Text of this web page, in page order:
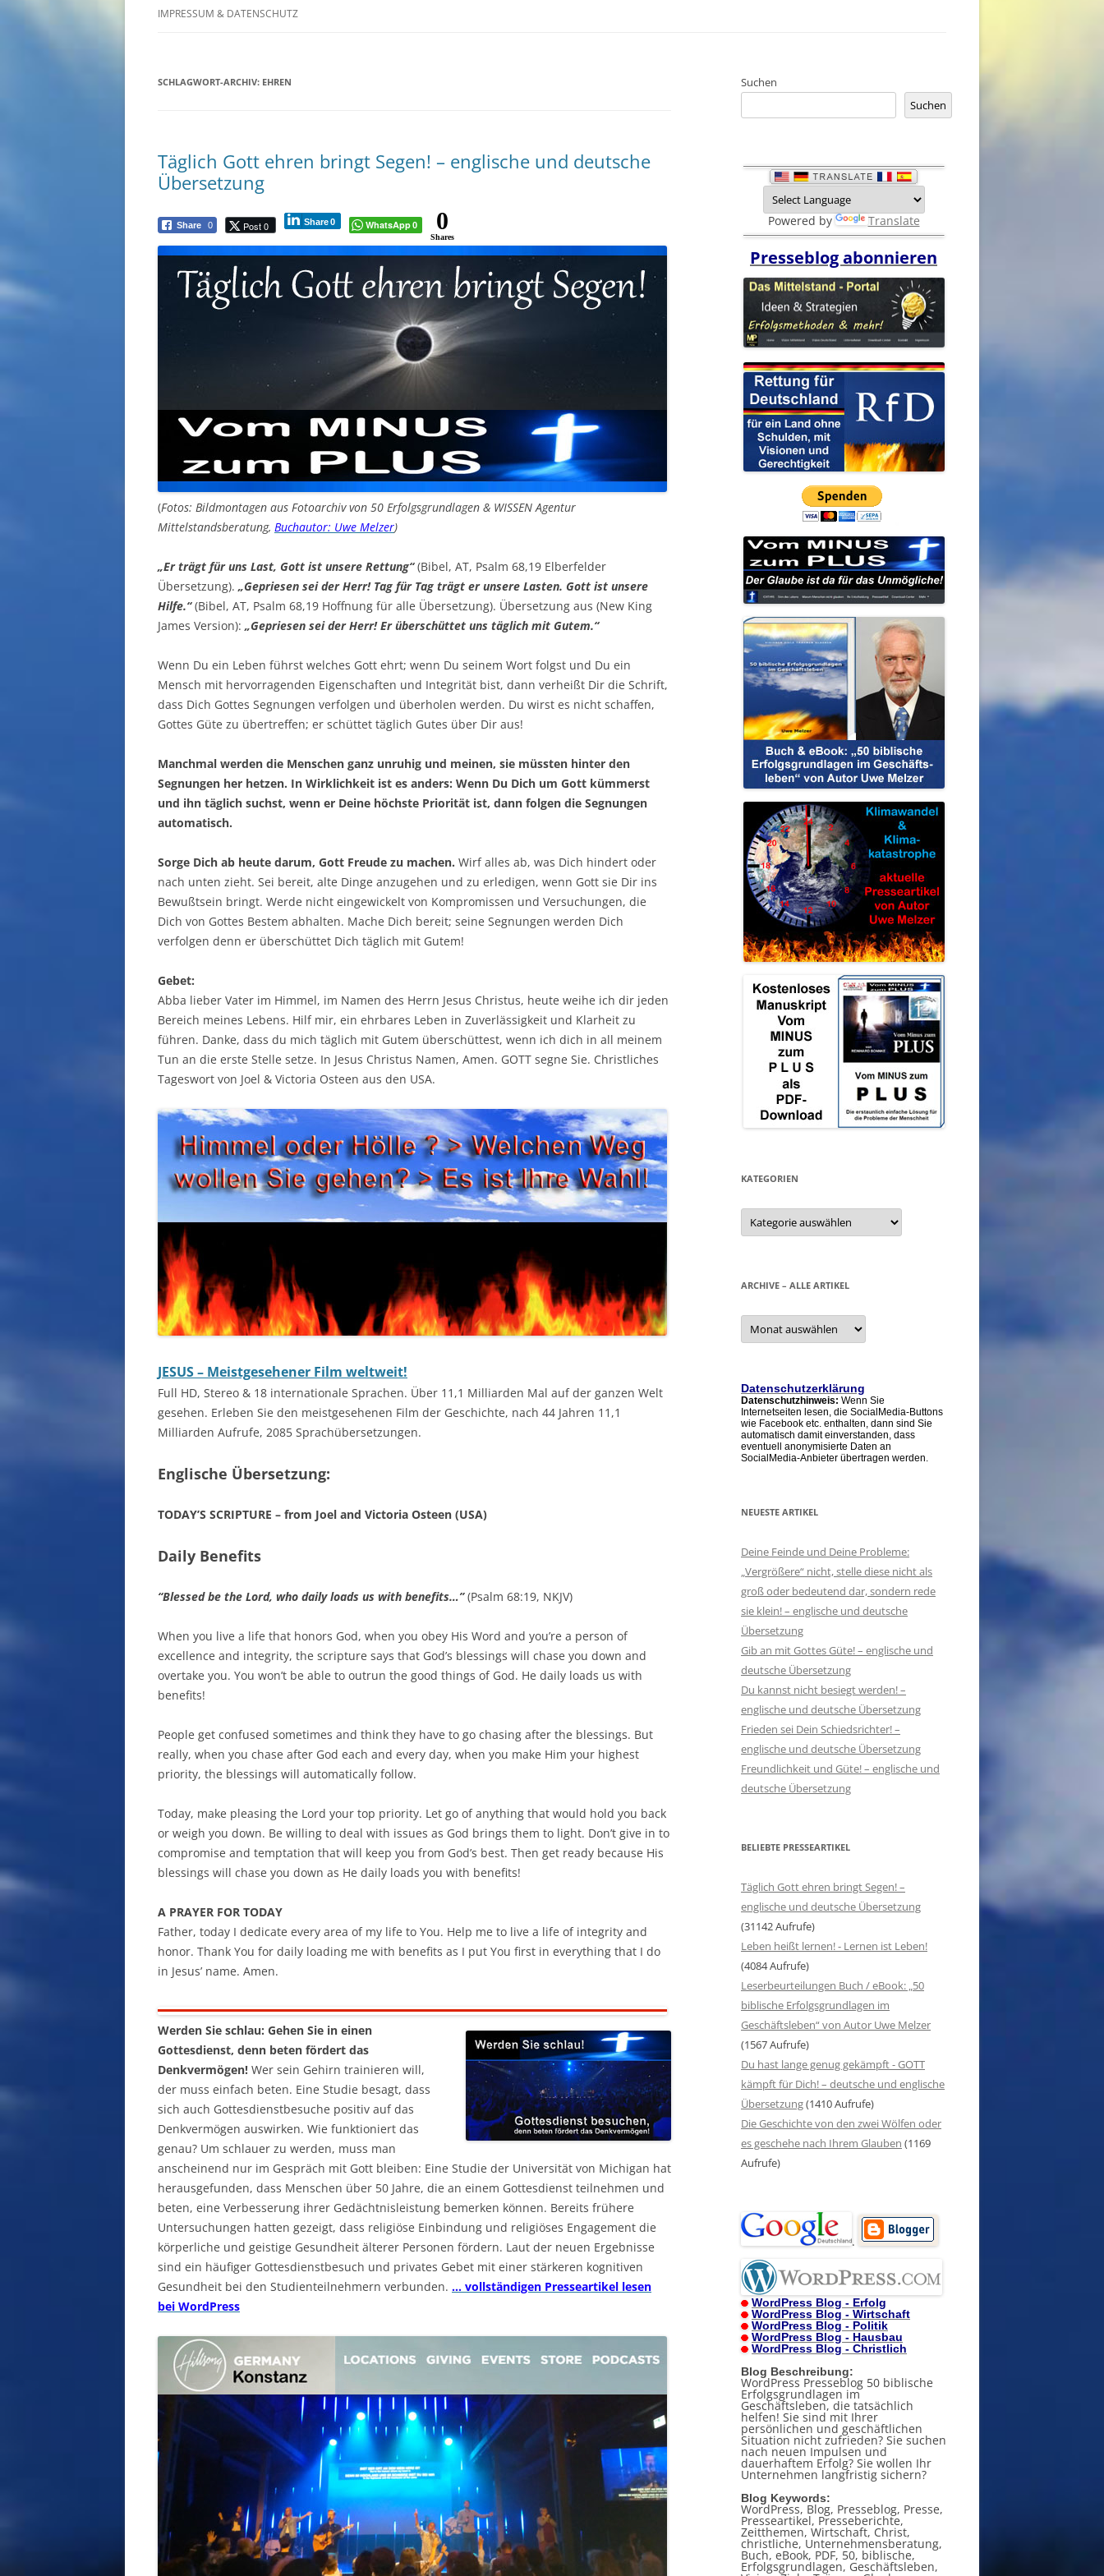
IMPRESSUM & DATENSCHUTZ
SCHLAGWORT-ARCHIV: EHREN
Täglich Gott ehren bringt Segen! – englische und deutsche
Übersetzung
Share 0 Post 0 Share0 WhatsApp0 0
Shares
(Fotos: Bildmontagen aus Fotoarchiv von 50 Erfolgsgrundlagen & WISSEN Agentur
Mittelstandsberatung, Buchautor: Uwe Melzer)
„Er trägt für uns Last, Gott ist unsere Rettung“(Bibel, AT, Psalm 68,19 Elberfelder
Übersetzung). „Gepriesen sei der Herr! Tag für Tag trägt er unsere Lasten. Gott ist unsere
Hilfe.“(Bibel, AT, Psalm 68,19 Hoffnung für alle Übersetzung). Übersetzung aus (New King
James Version): „Gepriesen sei der Herr! Er überschüttet uns täglich mit Gutem.“
Wenn Du ein Leben führst welches Gott ehrt; wenn Du seinem Wort folgst und Du ein
Mensch mit hervorragenden Eigenschaften und Integrität bist, dann verheißt Dir die Schrift,
dass Dich Gottes Segnungen verfolgen und überholen werden. Du wirst es nicht schaffen,
Gottes Güte zu übertreffen; er schüttet täglich Gutes über Dir aus!
Manchmal werden die Menschen ganz unruhig und meinen, sie müssten hinter den
Segnungen her hetzen. In Wirklichkeit ist es anders: Wenn Du Dich um Gott kümmerst
und ihn täglich suchst, wenn er Deine höchste Priorität ist, dann folgen die Segnungen
automatisch.
Sorge Dich ab heute darum, Gott Freude zu machen. Wirf alles ab, was Dich hindert oder
nach unten zieht. Sei bereit, alte Dinge anzugehen und zu erledigen, wenn Gott sie Dir ins
Bewußtsein bringt. Werde nicht eingewickelt von Kompromissen und Versuchungen, die
Dich von Gottes Bestem abhalten. Mache Dich bereit; seine Segnungen werden Dich
verfolgen denn er überschüttet Dich täglich mit Gutem!
Gebet:
Abba lieber Vater im Himmel, im Namen des Herrn Jesus Christus, heute weihe ich dir jeden
Bereich meines Lebens. Hilf mir, ein ehrbares Leben in Zuverlässigkeit und Klarheit zu
führen. Danke, dass du mich täglich mit Gutem überschüttest, wenn ich dich in all meinem
Tun an die erste Stelle setze. In Jesus Christus Namen, Amen. GOTT segne Sie. Christliches
Tageswort von Joel & Victoria Osteen aus den USA.
JESUS – Meistgesehener Film weltweit!
Full HD, Stereo & 18 internationale Sprachen. Über 11,1 Milliarden Mal auf der ganzen Welt
gesehen. Erleben Sie den meistgesehenen Film der Geschichte, nach 44 Jahren 11,1
Milliarden Aufrufe, 2085 Sprachübersetzungen.
Englische Übersetzung:
TODAY’S SCRIPTURE – from Joel and Victoria Osteen (USA)
Daily Benefits
“Blessed be the Lord, who daily loads us with benefits…”(Psalm 68:19, NKJV)
When you live a life that honors God, when you obey His Word and you’re a person of
excellence and integrity, the scripture says that God’s blessings will chase you down and
overtake you. You won’t be able to outrun the good things of God. He daily loads us with
benefits!
People get confused sometimes and think they have to go chasing after the blessings. But
really, when you chase after God each and every day, when you make Him your highest
priority, the blessings will automatically follow.
Today, make pleasing the Lord your top priority. Let go of anything that would hold you back
or weigh you down. Be willing to deal with issues as God brings them to light. Don’t give in to
compromise and temptation that will keep you from God’s best. Then get ready because His
blessings will chase you down as He daily loads you with benefits!
A PRAYER FOR TODAY
Father, today I dedicate every area of my life to You. Help me to live a life of integrity and
honor. Thank You for daily loading me with benefits as I put You first in everything that I do
in Jesus’ name. Amen.
Werden Sie schlau: Gehen Sie in einen
Gottesdienst, denn beten fördert das
Denkvermögen! Wer sein Gehirn trainieren will,
der muss einfach beten. Eine Studie besagt, dass
sich auch Gottesdienstbesuche positiv auf das
Denkvermögen auswirken. Wie funktioniert das
genau? Um schlauer zu werden, muss man
anscheinend nur im Gespräch mit Gott bleiben: Eine Studie der Universität von Michigan hat
herausgefunden, dass Menschen über 50 Jahre, die an einem Gottesdienst teilnehmen und
beten, eine Verbesserung ihrer Gedächtnisleistung bemerken können. Bereits frühere
Untersuchungen hatten gezeigt, dass religiöse Einbindung und religiöses Engagement die
körperliche und geistige Gesundheit älterer Personen fördern. Laut der neuen Ergebnisse
sind ein häufiger Gottesdienstbesuch und privates Gebet mit einer stärkeren kognitiven
Gesundheit bei den Studienteilnehmern verbunden. … vollständigen Presseartikel lesen
bei WordPress
Suchen
Suchen
Powered by Translate
Presseblog abonnieren
KATEGORIEN
Kategorien
ARCHIVE – ALLE ARTIKEL
Archive
alle
Datenschutzerklärung
Datenschutzhinweis: Wenn Sie
Internetseiten lesen, die SocialMedia-Buttons
wie Facebook etc. enthalten, dann sind Sie
automatisch damit einverstanden, dass
eventuell anonymisierte Daten an
SocialMedia-Anbieter übertragen werden.
NEUESTE ARTIKEL
Deine Feinde und Deine Probleme:
„Vergrößere“ nicht, stelle diese nicht als
groß oder bedeutend dar, sondern rede
sie klein! – englische und deutsche
Übersetzung
Gib an mit Gottes Güte! – englische und
deutsche Übersetzung
Du kannst nicht besiegt werden! –
englische und deutsche Übersetzung
Frieden sei Dein Schiedsrichter! –
englische und deutsche Übersetzung
Freundlichkeit und Güte! – englische und
deutsche Übersetzung
BELIEBTE PRESSEARTIKEL
Täglich Gott ehren bringt Segen! –
englische und deutsche Übersetzung
(31142 Aufrufe)
Leben heißt lernen! - Lernen ist Leben!
(4084 Aufrufe)
Leserbeurteilungen Buch / eBook: „50
biblische Erfolgsgrundlagen im
Geschäftsleben“ von Autor Uwe Melzer
(1567 Aufrufe)
Du hast lange genug gekämpft - GOTT
kämpft für Dich! – deutsche und englische
Übersetzung(1410 Aufrufe)
Die Geschichte von den zwei Wölfen oder
es geschehe nach Ihrem Glauben (1169
Aufrufe)
.
WordPress Blog - Erfolg
WordPress Blog - Wirtschaft
WordPress Blog - Politik
WordPress Blog - Hausbau
WordPress Blog - Christlich
Blog Beschreibung:
WordPress Presseblog 50 biblische
Erfolgsgrundlagen im
Geschäftsleben, die tatsächlich
helfen! Sie sind mit Ihrer
persönlichen und geschäftlichen
Situation nicht zufrieden? Sie suchen
nach neuen Impulsen und
dauerhaftem Erfolg? Sie wollen Ihr
Unternehmen langfristig sichern?
Blog Keywords:
WordPress, Blog, Presseblog, Presse,
Presseartikel, Presseberichte,
Zeitthemen, Wirtschaft, Christ,
christliche, Unternehmensberatung,
Buch, eBook, PDF, 50, biblische,
Erfolgsgrundlagen, Geschäftsleben,